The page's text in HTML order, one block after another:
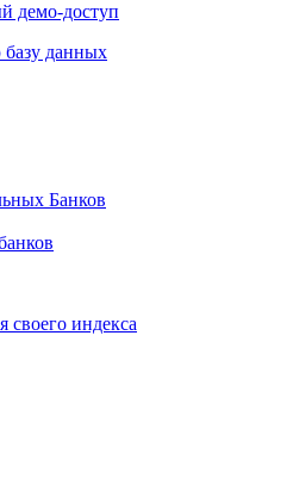
демо-доступ
базу данных
Банков
своего индекса